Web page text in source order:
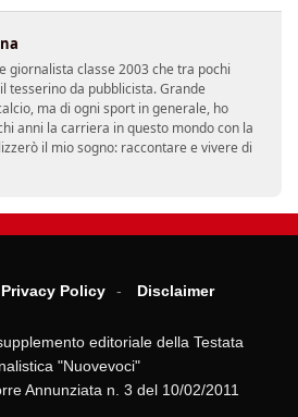
giornalista classe 2003 che tra pochi
tesserino da pubblicista. Grande
ma di ogni sport in generale, ho
anni la carriera in questo mondo con la
il mio sogno: raccontare e vivere di
Privacy Policy Disclaimer
editoriale della Testata
"Nuovevoci"
Annunziata n. 3 del 10/02/2011